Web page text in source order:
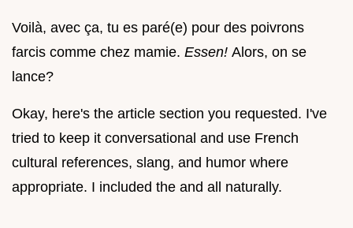
Voilà, avec ça, tu es paré(e) pour des poivrons
farcis comme chez mamie. Essen! Alors, on se
lance?
Okay, here's the article section you requested. I've
tried to keep it conversational and use French
cultural references, slang, and humor where
appropriate. I included the and all naturally.